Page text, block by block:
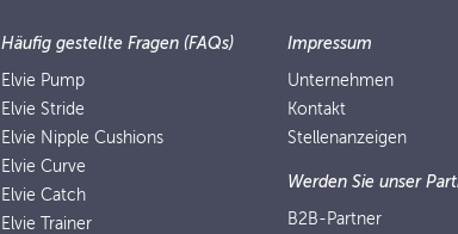
Häufig gestellte Fragen (FAQs)
Elvie Pump
Elvie Stride
Elvie Nipple Cushions
Elvie Curve
Elvie Catch
Elvie Trainer
Impressum
Unternehmen
Kontakt
Stellenanzeigen
Werden Sie unser
B2B-Partner